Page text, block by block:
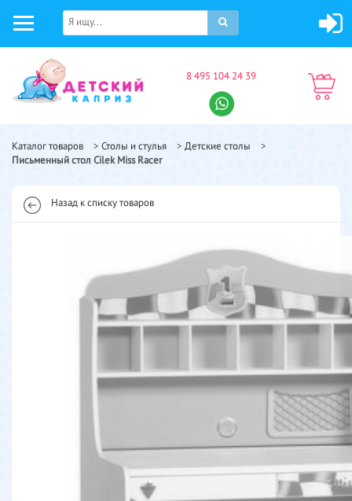
8 495 104 24 39
Каталог товаров > Столы и стулья > Детские столы
>
Письменный стол Cilek Miss Racer
Назад к списку товаров